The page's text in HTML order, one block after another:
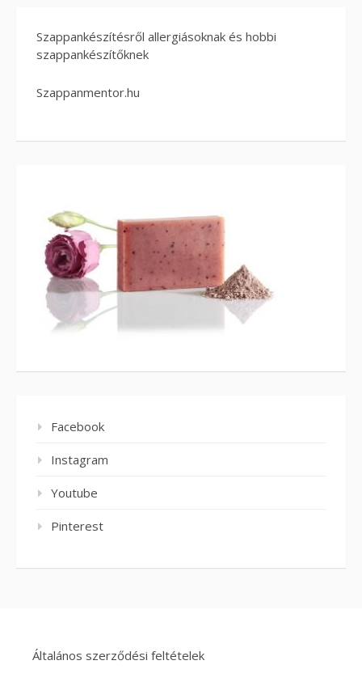
Szappankészítésről allergiásoknak és hobbi
szappankészítőknek
Szappanmentor.hu
Facebook
Instagram
Youtube
Pinterest
Általános szerződési feltételek